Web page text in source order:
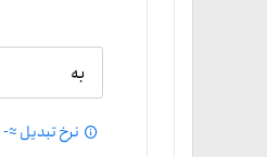
به
نرخ تبدیل ≈-